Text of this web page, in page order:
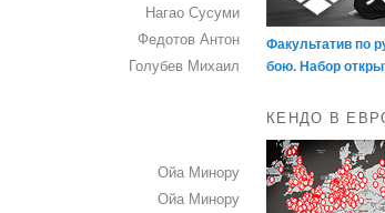
Нагао Сусуми
Федотов Антон
Голубев Михаил
Ойа Минору
Ойа Минору
Факультатив по
бою. Набор
КЕНДО В